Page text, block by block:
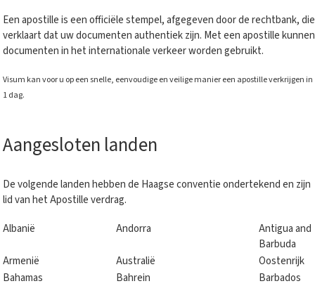
Een apostille is een officiële stempel, afgegeven door de rechtbank, die
verklaart dat uw documenten authentiek zijn. Met een apostille kunnen
documenten in het internationale verkeer worden gebruikt.
Visum kan voor u op een snelle, eenvoudige en veilige manier een apostille verkrijgen in
1 dag.
Aangesloten landen
De volgende landen hebben de Haagse conventie ondertekend en zijn
lid van het Apostille verdrag.
Albanië
Andorra
Antigua and
Barbuda
Armenië
Australië
Oostenrijk
Bahamas
Bahrein
Barbados